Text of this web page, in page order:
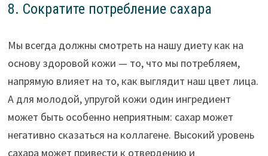
8. Сократите потребление сахара
Мы всегда должны смотреть на нашу диету как на
основу здоровой кожи — то, что мы потребляем,
напрямую влияет на то, как выглядит наш цвет лица.
А для молодой, упругой кожи один ингредиент
может быть особенно неприятным: сахар может
негативно сказаться на коллагене. Высокий уровень
сахара может привести к отвердению и